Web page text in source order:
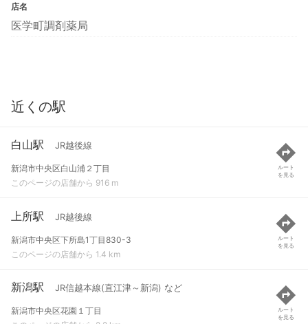
店名
医学町調剤薬局
近くの駅
白山駅 JR越後線
新潟市中央区白山浦２丁目
このページの店舗から 916 m
ルート
を見る
上所駅 JR越後線
新潟市中央区下所島1丁目830-3
このページの店舗から 1.4 km
ルート
を見る
新潟駅 JR信越本線(直江津～新潟) など
新潟市中央区花園１丁目
ルート
を見る